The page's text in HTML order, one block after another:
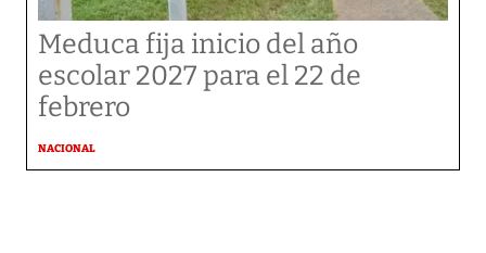
Meduca fija inicio del año
escolar 2027 para el 22 de
febrero
NACIONAL